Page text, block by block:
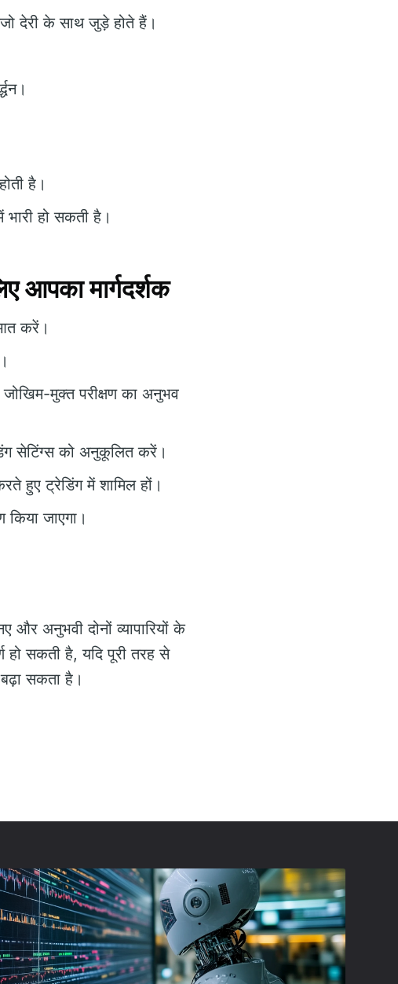
देरी के साथ जुड़े होते हैं।
है।
हो सकती है।
मार्गदर्शक
करें।
मुक्त परीक्षण का अनुभव
सेटिंग्स को अनुकूलित करें।
हुए ट्रेडिंग में शामिल हों।
जाएगा।
अनुभवी दोनों व्यापारियों के
हो सकती है, यदि पूरी तरह से
सकता है।